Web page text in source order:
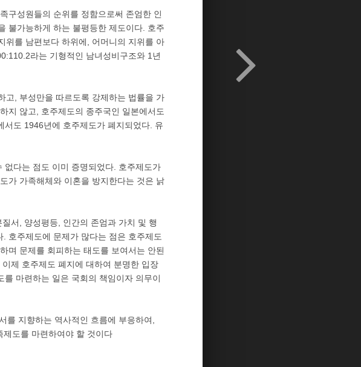
구성원들의 순위를 정함으로써 존엄한 인
불가능하게 하는 불평등한 제도이다. 호주
위를 남편보다 하위에, 어머니의 지위를 아
라는 기형적인 남녀성비구조와 1년
고, 부성만을 따르도록 강제하는 법률을 가
지 않고, 호주제도의 종주국인 일본에서도
도 1946년에 호주제도가 폐지되었다. 유
다는 점도 이미 증명되었다. 호주제도가
가 가족해체와 이혼을 방지한다는 것은 낡
서, 양성평등, 인간의 존엄과 가치 및 행
호주제도에 문제가 많다는 점은 호주제도
며 문제를 회피하는 태도를 보여서는 안된
제 호주제도 폐지에 대하여 분명한 입장
마련하는 일은 국회의 책임이자 의무이
를 지향하는 역사적인 흐름에 부응하여,
도를 마련하여야 할 것이다